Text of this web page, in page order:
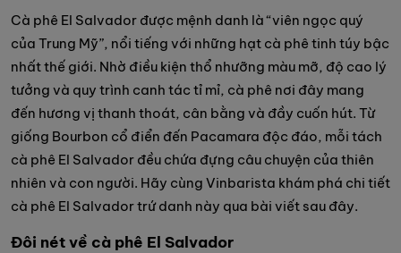
Cà phê El Salvador được mệnh danh là “viên ngọc quý
của Trung Mỹ”, nổi tiếng với những hạt cà phê tinh túy bậc
nhất thế giới. Nhờ điều kiện thổ nhưỡng màu mỡ, độ cao lý
tưởng và quy trình canh tác tỉ mỉ, cà phê nơi đây mang
đến hương vị thanh thoát, cân bằng và đầy cuốn hút. Từ
giống Bourbon cổ điển đến Pacamara độc đáo, mỗi tách
cà phê El Salvador đều chứa đựng câu chuyện của thiên
nhiên và con người. Hãy cùng Vinbarista khám phá chi tiết
cà phê El Salvador trứ danh này qua bài viết sau đây.
Đôi nét về cà phê El Salvador